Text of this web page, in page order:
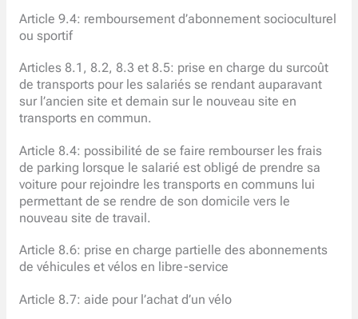
Article 9.4: remboursement d’abonnement socioculturel
ou sportif
Articles 8.1, 8.2, 8.3 et 8.5: prise en charge du surcoût
de transports pour les salariés se rendant auparavant
sur l’ancien site et demain sur le nouveau site en
transports en commun.
Article 8.4: possibilité de se faire rembourser les frais
de parking lorsque le salarié est obligé de prendre sa
voiture pour rejoindre les transports en communs lui
permettant de se rendre de son domicile vers le
nouveau site de travail.
Article 8.6: prise en charge partielle des abonnements
de véhicules et vélos en libre-service
Article 8.7: aide pour l’achat d’un vélo